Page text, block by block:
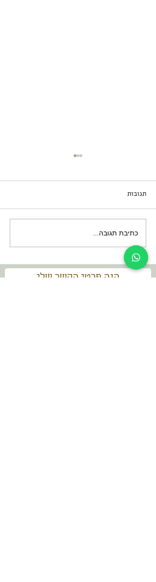
תרבויות חוצניות בבטן
תגובות
כתיבת תגובה...
הנה פרטי הקשר שלי